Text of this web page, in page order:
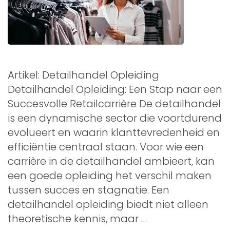
Artikel: Detailhandel Opleiding
Detailhandel Opleiding: Een Stap naar een
Succesvolle Retailcarrière De detailhandel
is een dynamische sector die voortdurend
evolueert en waarin klanttevredenheid en
efficiëntie centraal staan. Voor wie een
carrière in de detailhandel ambieert, kan
een goede opleiding het verschil maken
tussen succes en stagnatie. Een
detailhandel opleiding biedt niet alleen
theoretische kennis, maar …